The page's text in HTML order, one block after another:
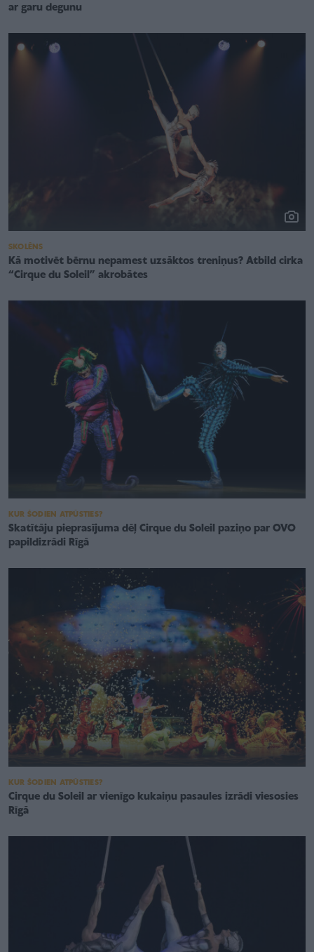
ar garu degunu
SKOLĒNS
Kā motivēt bērnu nepamest uzsāktos treniņus? Atbild cirka
“Cirque du Soleil” akrobātes
KUR ŠODIEN ATPŪSTIES?
Skatītāju pieprasījuma dēļ Cirque du Soleil paziņo par OVO
papildizrādi Rīgā
KUR ŠODIEN ATPŪSTIES?
Cirque du Soleil ar vienīgo kukaiņu pasaules izrādi viesosies
Rīgā